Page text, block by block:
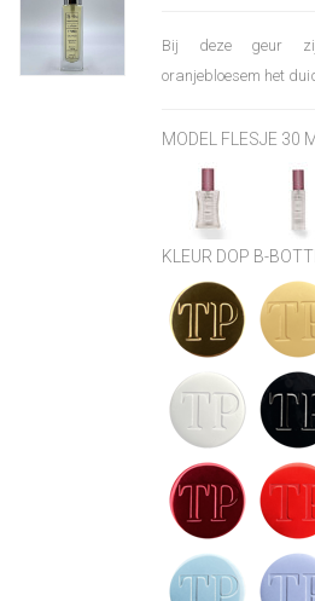
Bij deze geur
oranjebloesem het
MODEL FLESJE 30
KLEUR DOP B-